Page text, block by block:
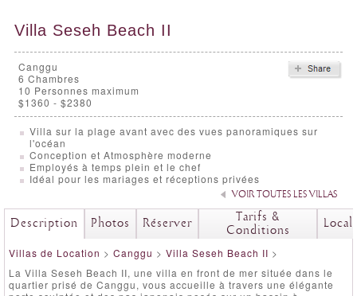
Villa Seseh Beach II
Canggu
6 Chambres
10 Personnes maximum
$1360 - $2380
Villa sur la plage avant avec des vues panoramiques sur
l'océan
Conception et Atmosphère moderne
Employés à temps plein et le chef
Idéal pour les mariages et réceptions privées
VOIR TOUTES LES VILLAS
Description Photos Réserver
Tarifs &
Conditions
Villas de Location > Canggu > Villa Seseh Beach II >
La Villa Seseh Beach II, une villa en front de mer située dans le
quartier prisé de Canggu, vous accueille à travers une élégante